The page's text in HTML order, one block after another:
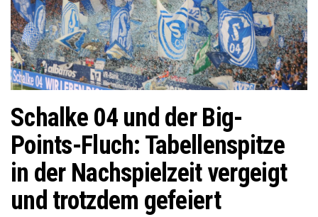
Schalke 04 und der Big-
Points-Fluch: Tabellenspitze
in der Nachspielzeit vergeigt
und trotzdem gefeiert